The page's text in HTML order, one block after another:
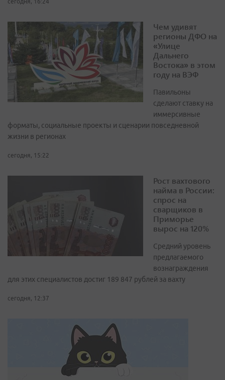
сегодня, 16:24
Чем удивят
регионы ДФО на
«Улице
Дальнего
Востока» в этом
году на ВЭФ
Павильоны
сделают ставку на
иммерсивные
форматы, социальные проекты и сценарии повседневной
жизни в регионах
сегодня, 15:22
Рост вахтового
найма в России:
спрос на
сварщиков в
Приморье
вырос на 120%
Средний уровень
предлагаемого
вознаграждения
для этих специалистов достиг 189 847 рублей за вахту
сегодня, 12:37